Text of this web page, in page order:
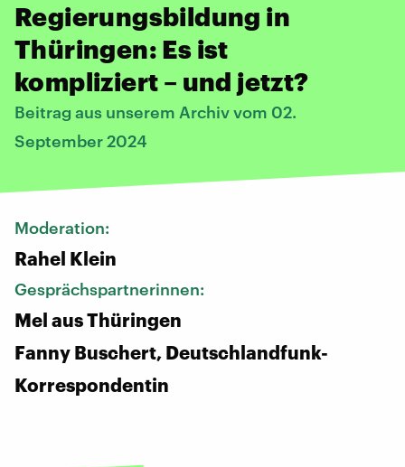
Regierungsbildung in
Thüringen: Es ist
kompliziert – und jetzt?
Beitrag aus unserem Archiv vom 02.
September 2024
Moderation:
Rahel Klein
Gesprächspartnerinnen:
Mel aus Thüringen
Fanny Buschert, Deutschlandfunk-
Korrespondentin